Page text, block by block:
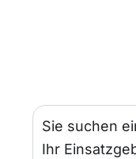
Sie suchen
Ihr